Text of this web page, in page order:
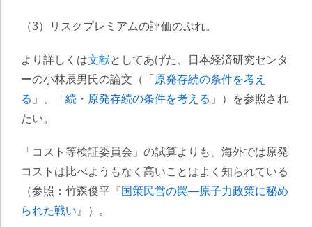
（3）リスクプレミアムの評価のぶれ。
より詳しくは文献としてあげた、日本経済研究センタ
ーの小林辰男氏の論文（「 原発存続の条件を考え
る 」、「 続・原発存続の条件を考える 」）を参照され
たい。
「コスト等検証委員会」の試算よりも、海外では原発
コストは比べようもなく高いことはよく知られている
（参照：竹森俊平『国策民営の罠―原子力政策に秘め
られた戦い 』）。